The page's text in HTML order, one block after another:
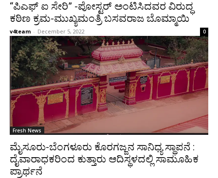
“ಪಿಎಫ್ ಐ ಸೇರಿ” -ಪೋಸ್ಟರ್ ಅಂಟಿಸಿದವರ ವಿರುದ್ಧ
ಕಠಿಣ ಕ್ರಮ-ಮುಖ್ಯಮಂತ್ರಿ ಬಸವರಾಜ ಬೊಮ್ಮಾಯಿ
v4team - December 5, 2022 0
Fresh News
ಮೈಸೂರು-ಬೆಂಗಳೂರು ಕೊರಗಜ್ಜನ ಸಾನಿಧ್ಯ ಸ್ಥಾಪನೆ :
ದೈವಾರಾಧಕರಿಂದ ಕುತ್ತಾರು ಆದಿಸ್ಥಳದಲ್ಲಿ ಸಾಮೂಹಿಕ
ಪ್ರಾರ್ಥನೆ